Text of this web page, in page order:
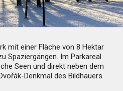
mit einer Fläche von 8 Hektar
Spaziergängen. Im Parkareal
Seen und direkt neben dem
Denkmal des Bildhauers